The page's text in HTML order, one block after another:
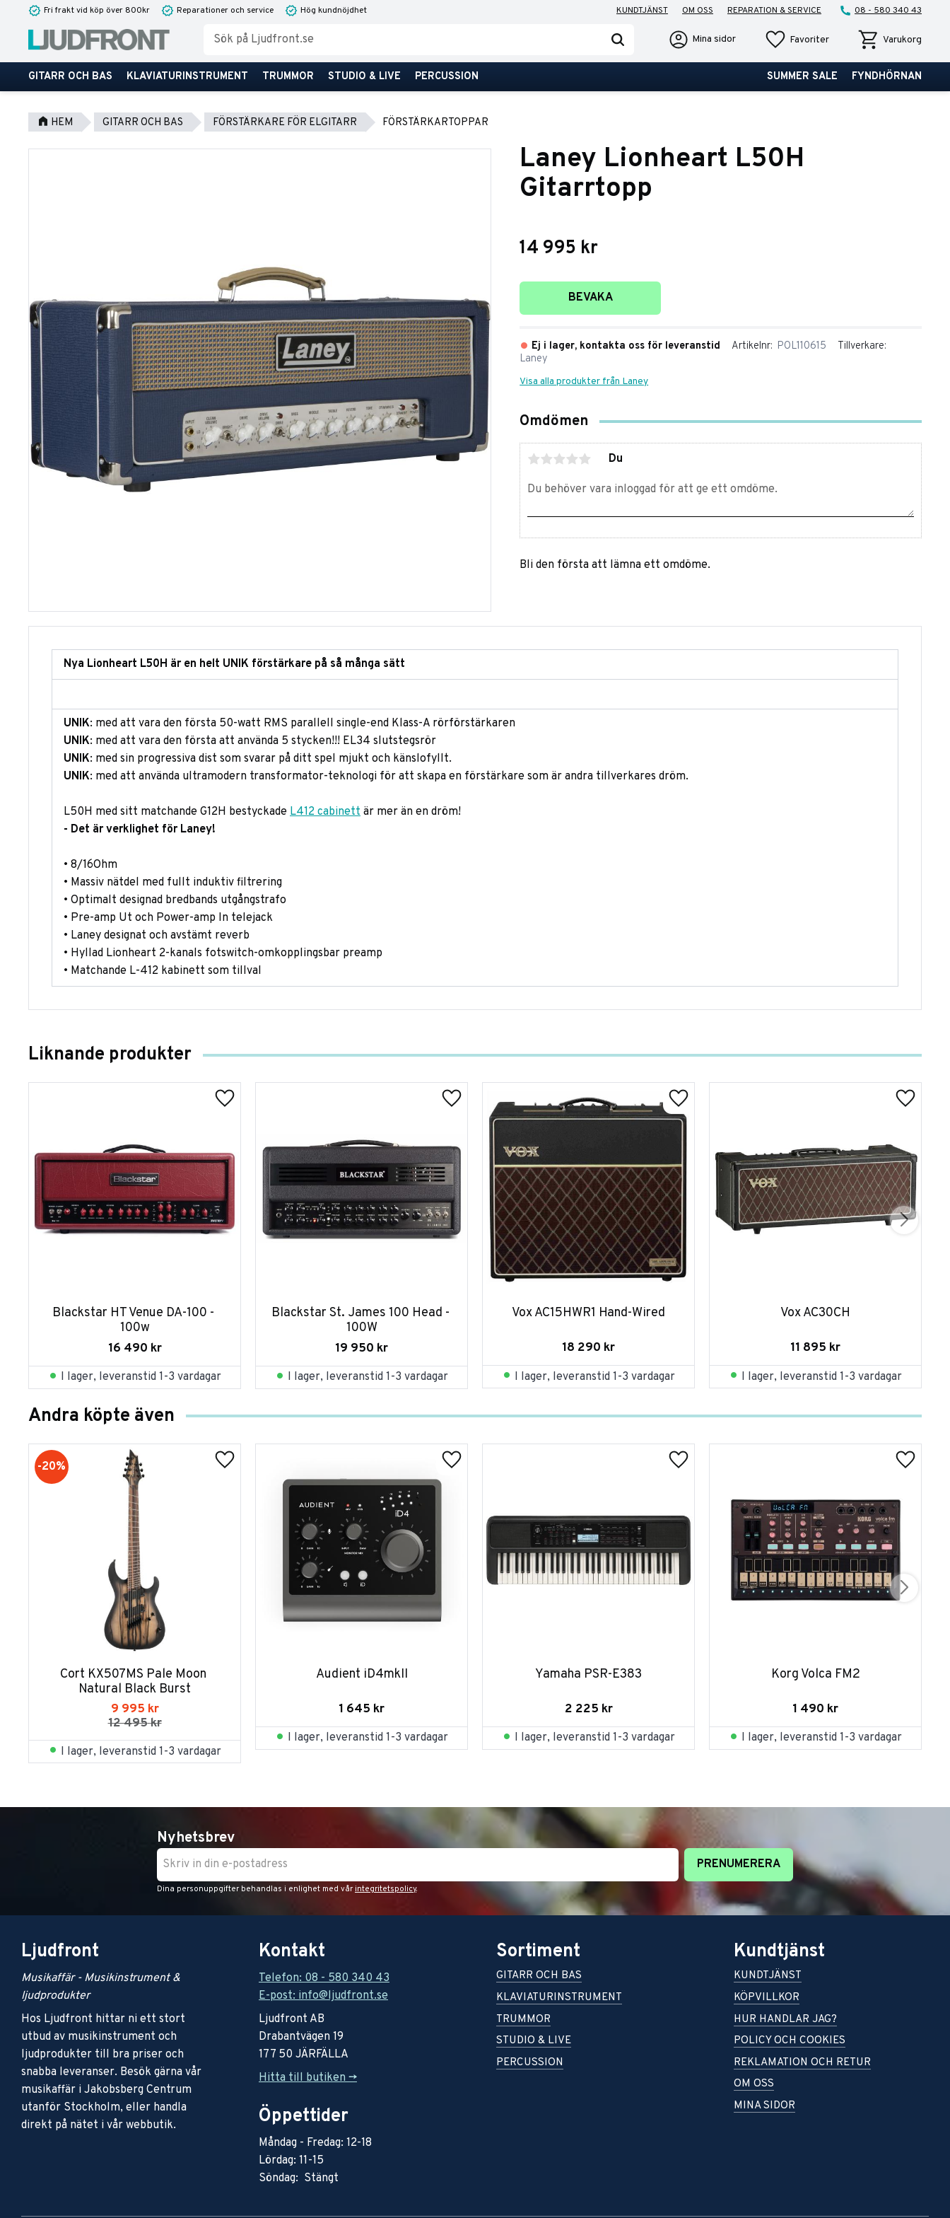
Fri frakt vid köp över 800kr Reparationer och service Hög kundnöjdhet KUNDTJÄNST OM OSS REPARATION & SERVICE 08 - 580 340 43
Mina sidor FavoriterFavoriter KundvagnVarukorg
GITARR OCH BAS KLAVIATURINSTRUMENT TRUMMOR STUDIO & LIVE PERCUSSION SUMMER SALE FYNDHÖRNAN
HEM GITARR OCH BAS FÖRSTÄRKARE FÖR ELGITARR FÖRSTÄRKARTOPPAR
Laney Lionheart L50H
Gitarrtopp
14 995 kr
Lägg till i favoriter
BEVAKA
Ej i lager, kontakta oss för leveranstid Artikelnr POL110615
Tillverkare
Laney
Visa alla produkter från Laney
Omdömen
Du
Bli den första att lämna ett omdöme.
Nya Lionheart L50H är en helt UNIK förstärkare på så många sätt
UNIK: med att vara den första 50-watt RMS parallell single-end Klass-A rörförstärkaren
UNIK: med att vara den första att använda 5 stycken!!! EL34 slutstegsrör
UNIK: med sin progressiva dist som svarar på ditt spel mjukt och känslofyllt.
UNIK: med att använda ultramodern transformator-teknologi för att skapa en förstärkare som är andra tillverkares dröm.
L50H med sitt matchande G12H bestyckade L412 cabinett är mer än en dröm!
- Det är verklighet för Laney!
• 8/16Ohm
• Massiv nätdel med fullt induktiv filtrering
• Optimalt designad bredbands utgångstrafo
• Pre-amp Ut och Power-amp In telejack
• Laney ­designat och avstämt reverb
• Hyllad Lionheart 2-kanals fotswitch-omkopplingsbar preamp
• Matchande L-412 kabinett som tillval
Liknande produkter
Blackstar HT Venue DA-100 -
100w
16 490 kr
I lager, leveranstid 1-3 vardagar
Blackstar St. James 100 Head -
100W
19 950 kr
I lager, leveranstid 1-3 vardagar
Vox AC15HWR1 Hand-Wired
18 290 kr
I lager, leveranstid 1-3 vardagar
Vox AC30CH
11 895 kr
I lager, leveranstid 1-3 vardagar
Andra köpte även
Cort KX507MS Pale Moon
Natural Black Burst
9 995 kr
12 495kr
20%
I lager, leveranstid 1-3 vardagar
Audient iD4mkII
1 645 kr
I lager, leveranstid 1-3 vardagar
Yamaha PSR-E383
2 225 kr
I lager, leveranstid 1-3 vardagar
Korg Volca FM2
1 490 kr
I lager, leveranstid 1-3 vardagar
Nyhetsbrev
PRENUMERERA
Dina personuppgifter behandlas i enlighet med vår integritetspolicy.
Ljudfront
Musikaffär - Musikinstrument &
ljudprodukter
Hos Ljudfront hittar ni ett stort
utbud av musikinstrument och
ljudprodukter till bra priser och
snabba leveranser. Besök gärna vår
musikaffär i Jakobsberg Centrum
utanför Stockholm, eller handla
direkt på nätet i vår webbutik.
Kontakt
Telefon: 08 - 580 340 43
E-post: info@ljudfront.se
Ljudfront AB
Drabantvägen 19
177 50 JÄRFÄLLA
Hitta till butiken ->
Öppettider
Måndag - Fredag: 12-18
Lördag: 11-15
Söndag: Stängt
Sortiment
GITARR OCH BAS
KLAVIATURINSTRUMENT
TRUMMOR
STUDIO & LIVE
PERCUSSION
Kundtjänst
KUNDTJÄNST
KÖPVILLKOR
HUR HANDLAR JAG?
POLICY OCH COOKIES
REKLAMATION OCH RETUR
OM OSS
MINA SIDOR